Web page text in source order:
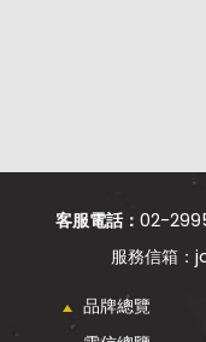
客服電話： 02-
品牌總覽